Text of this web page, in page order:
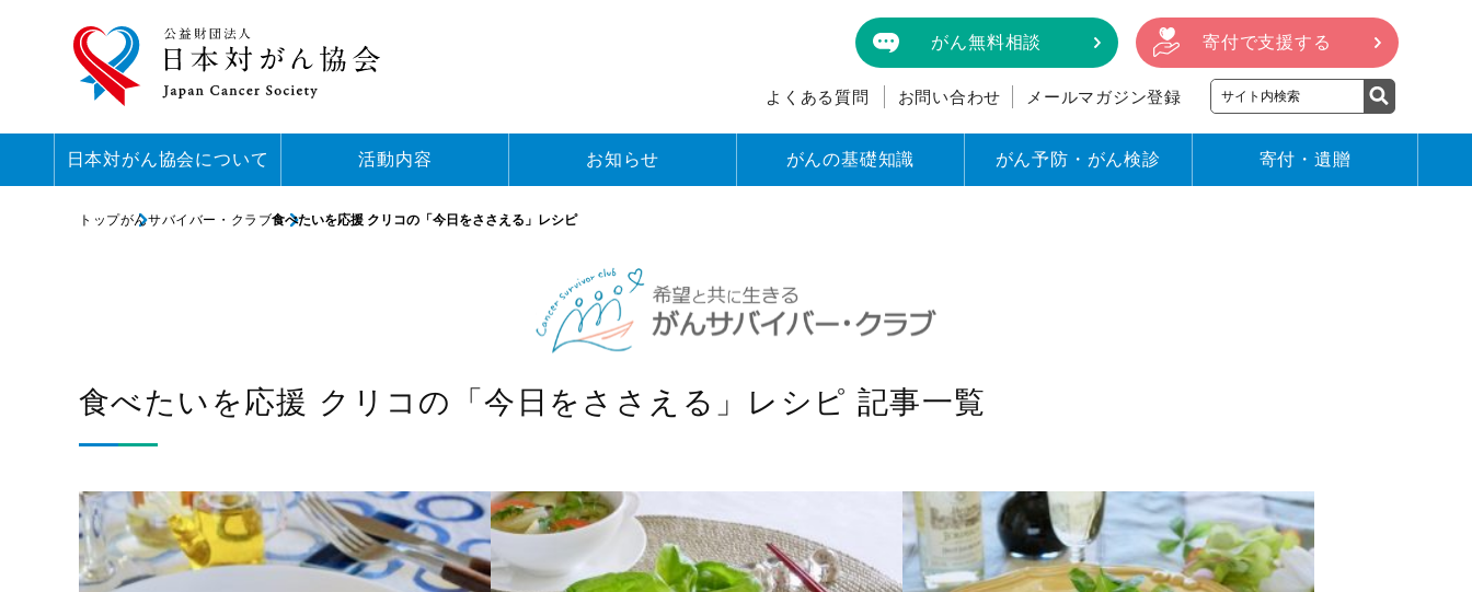
がん無料相談 寄付で支援する
よくある質問 お問い合わせ メールマガジン登録
日本対がん協会について 活動内容 お知らせ がんの基礎知識 がん予防・がん検診 寄付・遺贈
トップがんサバイバー・クラブ食べたいを応援 クリコの「今日をささえる」レシピ
食べたいを応援 クリコの「今日をささえる」レシピ 記事一覧